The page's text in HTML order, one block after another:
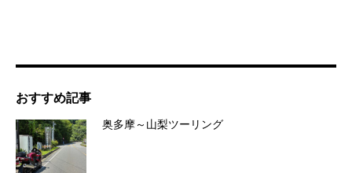
おすすめ記事
奥多摩～山梨ツーリング